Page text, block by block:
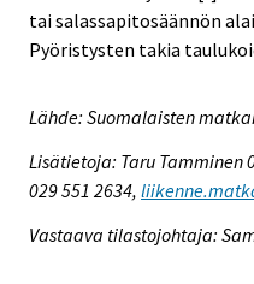
tai salassapitosäännön
Pyöristysten takia
Lähde: Suomalaisten
Lisätietoja: Taru Tamminen
029 551 2634,
Vastaava tilastojohtaja: